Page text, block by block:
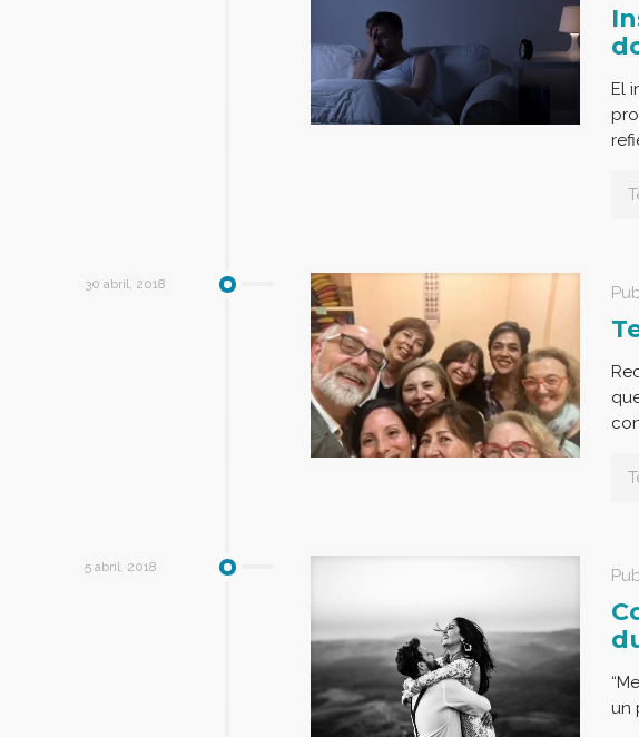
El
30 abril, 2018
5 abril, 2018
un